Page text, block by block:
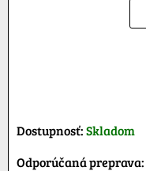
Dostupnosť:Skladom